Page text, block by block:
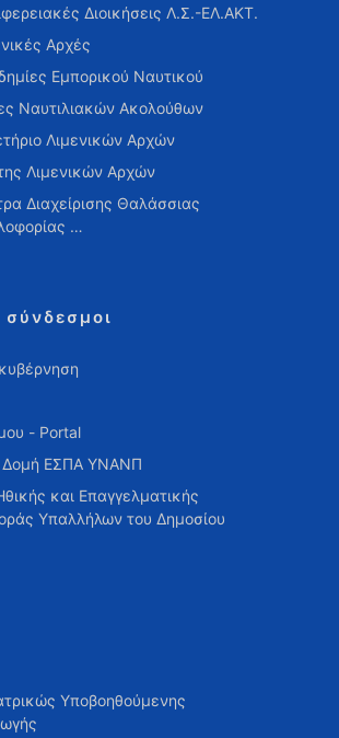
Διοικήσεις Λ.Σ.-ΕΛ.ΑΚΤ.
Αρχές
Εμπορικού Ναυτικού
Ναυτιλιακών Ακολούθων
Λιμενικών Αρχών
Λιμενικών Αρχών
Διαχείρισης Θαλάσσιας
…
σύνδεσμοι
- Portal
Δομή ΕΣΠΑ ΥΝΑΝΠ
και Επαγγελματικής
Υπαλλήλων του Δημοσίου
Υποβοηθούμενης